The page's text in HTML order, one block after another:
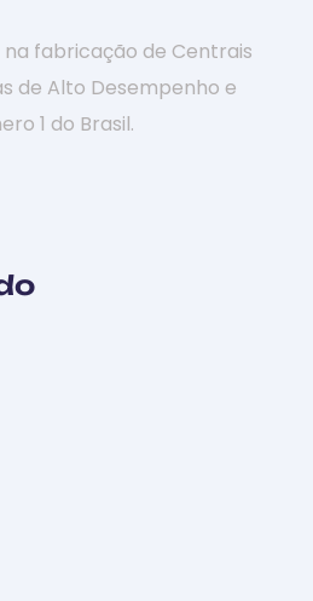
fabricação de Centrais
de Alto Desempenho e
1 do Brasil.